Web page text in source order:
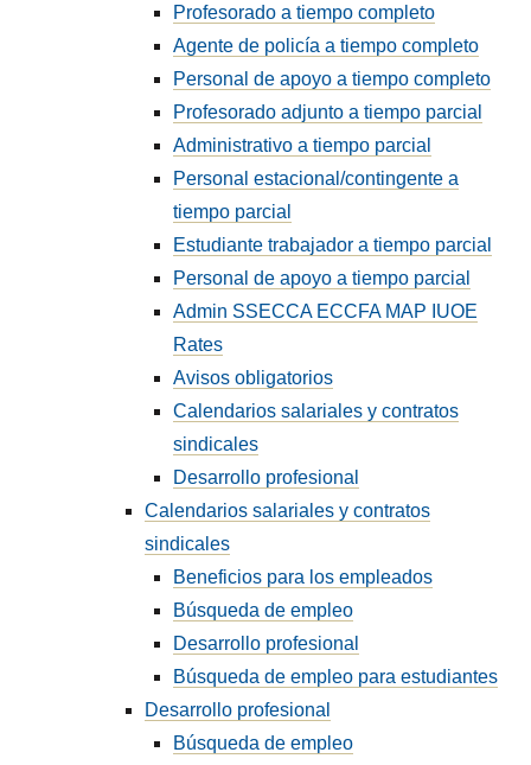
Profesorado a tiempo completo
Agente de policía a tiempo completo
Personal de apoyo a tiempo completo
Profesorado adjunto a tiempo parcial
Administrativo a tiempo parcial
Personal estacional/contingente a
tiempo parcial
Estudiante trabajador a tiempo parcial
Personal de apoyo a tiempo parcial
Admin SSECCA ECCFA MAP IUOE
Rates
Avisos obligatorios
Calendarios salariales y contratos
sindicales
Desarrollo profesional
Calendarios salariales y contratos
sindicales
Beneficios para los empleados
Búsqueda de empleo
Desarrollo profesional
Búsqueda de empleo para estudiantes
Desarrollo profesional
Búsqueda de empleo